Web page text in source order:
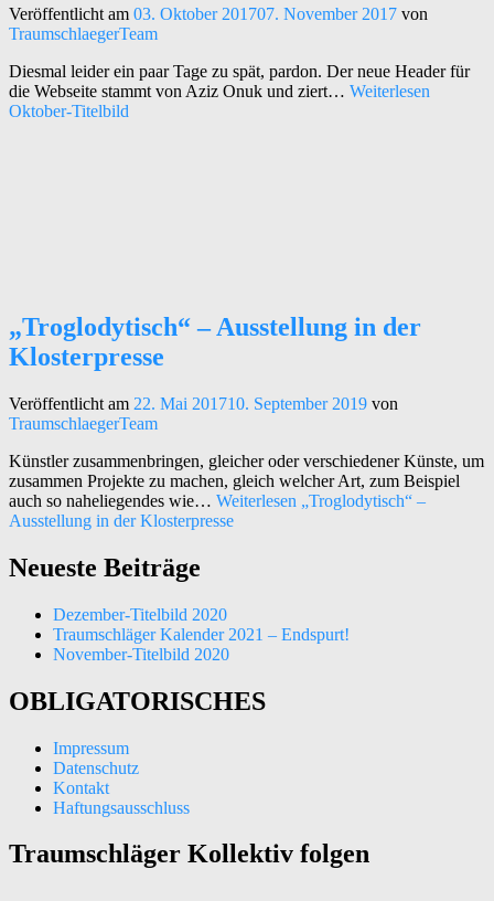
Veröffentlicht am 03. Oktober 201707. November 2017 von
TraumschlaegerTeam
Diesmal leider ein paar Tage zu spät, pardon. Der neue Header für
die Webseite stammt von Aziz Onuk und ziert… Weiterlesen
Oktober-Titelbild
„Troglodytisch“ – Ausstellung in der
Klosterpresse
Veröffentlicht am 22. Mai 201710. September 2019 von
TraumschlaegerTeam
Künstler zusammenbringen, gleicher oder verschiedener Künste, um
zusammen Projekte zu machen, gleich welcher Art, zum Beispiel
auch so naheliegendes wie… Weiterlesen „Troglodytisch“ –
Ausstellung in der Klosterpresse
Neueste Beiträge
Dezember-Titelbild 2020
Traumschläger Kalender 2021 – Endspurt!
November-Titelbild 2020
OBLIGATORISCHES
Impressum
Datenschutz
Kontakt
Haftungsausschluss
Traumschläger Kollektiv folgen